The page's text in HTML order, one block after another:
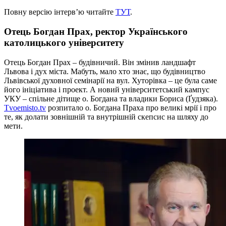
Повну версію інтерв’ю читайте ТУТ.
Отець Богдан Прах, ректор Українського
католицького університету
Отець Богдан Прах – будівничий. Він змінив ландшафт
Львова і дух міста. Мабуть, мало хто знає, що будівництво
Львівської духовної семінарії на вул. Хуторівка – це була саме
його ініціатива і проект. А новий університетський кампус
УКУ – спільне дітище о. Богдана та владики Бориса (Ґудзяка).
Tvoemisto.tv розпитало о. Богдана Праха про великі мрії і про
те, як долати зовнішній та внутрішній скепсис на шляху до
мети.